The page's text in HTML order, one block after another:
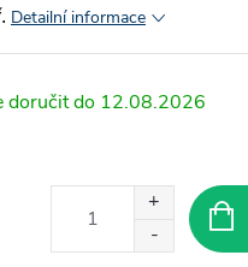
Detailní informace
12.08.2026